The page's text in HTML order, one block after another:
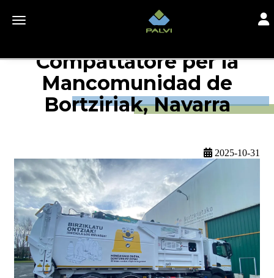
Toggle navigation
Compattatore per la
Mancomunidad de
Bortziriak, Navarra
2025-10-31